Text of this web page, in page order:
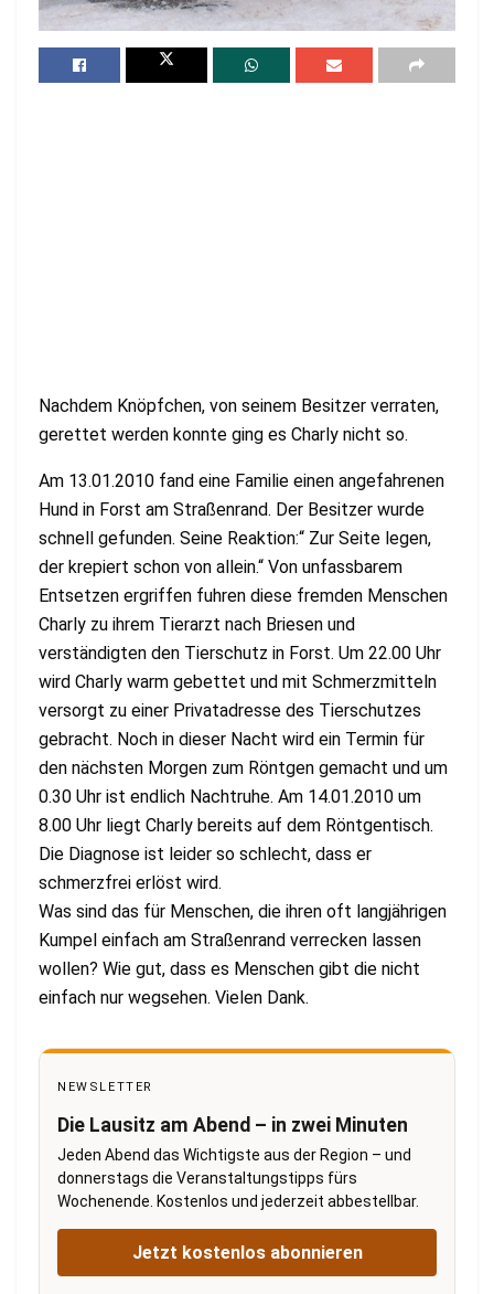
Nachdem Knöpfchen, von seinem Besitzer verraten,
gerettet werden konnte ging es Charly nicht so.
Am 13.01.2010 fand eine Familie einen angefahrenen
Hund in Forst am Straßenrand. Der Besitzer wurde
schnell gefunden. Seine Reaktion:“ Zur Seite legen,
der krepiert schon von allein.“ Von unfassbarem
Entsetzen ergriffen fuhren diese fremden Menschen
Charly zu ihrem Tierarzt nach Briesen und
verständigten den Tierschutz in Forst. Um 22.00 Uhr
wird Charly warm gebettet und mit Schmerzmitteln
versorgt zu einer Privatadresse des Tierschutzes
gebracht. Noch in dieser Nacht wird ein Termin für
den nächsten Morgen zum Röntgen gemacht und um
0.30 Uhr ist endlich Nachtruhe. Am 14.01.2010 um
8.00 Uhr liegt Charly bereits auf dem Röntgentisch.
Die Diagnose ist leider so schlecht, dass er
schmerzfrei erlöst wird.
Was sind das für Menschen, die ihren oft langjährigen
Kumpel einfach am Straßenrand verrecken lassen
wollen? Wie gut, dass es Menschen gibt die nicht
einfach nur wegsehen. Vielen Dank.
NEWSLETTER
Die Lausitz am Abend – in zwei Minuten
Jeden Abend das Wichtigste aus der Region – und
donnerstags die Veranstaltungstipps fürs
Wochenende. Kostenlos und jederzeit abbestellbar.
Jetzt kostenlos abonnieren